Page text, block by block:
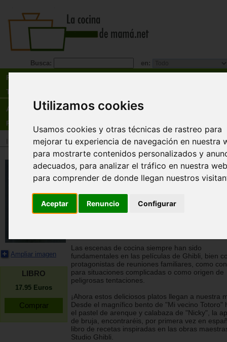
Utilizamos cookies
Usamos cookies y otras técnicas de rastreo para
mejorar tu experiencia de navegación en nuestra
para mostrarte contenidos personalizados y
adecuados, para analizar el tráfico en nuestra
para comprender de donde llegan nuestros
Aceptar Renuncio Configurar
Busca: en:
Recetas
Tienda
Actualidad
Registro
Tienda>Libros>Menú>Recetarios general
Ampliar imagen
LIBRO
17.95 Euros
Las recetas de las películas del
Studio Ghibli. 10ª edición
Minh-Tri Vo
Este libro reúne más de 20 recetas aparecidas
películas del Studio Ghibli: de los "anman"
Las escenas de cocina siempre han sido
fundamentales en las películas de Ghibli, bien
protagonistas de reuniones familiares, como
para situaciones complicadas o como origen de
peligrosas tentaciones.
¡Ahora estos deliciosos platos llegan a nuestra
Desde el magnífico bento de "Mi vecino Totoro"
el pastel de arenque y calabaza de "Nicky", la
de bruja, encontraréis, por primera vez en
libro de recetas inspiradas en las obras
Studio Ghibli.